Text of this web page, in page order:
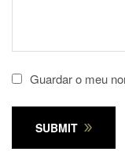
Guardar o meu
SUBMIT